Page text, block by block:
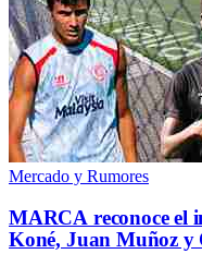
Mercado y Rumores
MARCA reconoce el
Koné, Juan Muñoz y